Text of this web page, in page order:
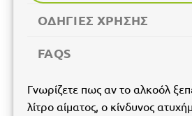
ΟΔΗΓΙΕΣ ΧΡΗΣΗΣ
FAQS
Γνωρίζετε πως αν το αλκοόλ
λίτρο αίματος, ο κίνδυνος